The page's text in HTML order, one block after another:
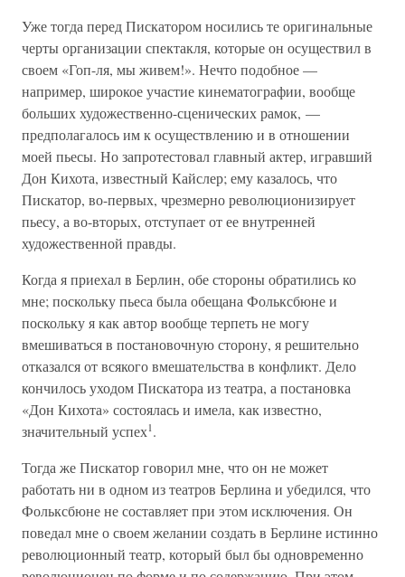
Уже тогда перед Пискатором носились те оригинальные
черты организации спектакля, которые он осуществил в
своем «Гоп-ля, мы живем!». Нечто подобное —
например, широкое участие кинематографии, вообще
больших художественно-сценических рамок, —
предполагалось им к осуществлению и в отношении
моей пьесы. Но запротестовал главный актер, игравший
Дон Кихота, известный Кайслер; ему казалось, что
Пискатор, во-первых, чрезмерно революционизирует
пьесу, а во-вторых, отступает от ее внутренней
художественной правды.
Когда я приехал в Берлин, обе стороны обратились ко
мне; поскольку пьеса была обещана Фольксбюне и
поскольку я как автор вообще терпеть не могу
вмешиваться в постановочную сторону, я решительно
отказался от всякого вмешательства в конфликт. Дело
кончилось уходом Пискатора из театра, а постановка
«Дон Кихота» состоялась и имела, как известно,
значительный успех1.
Тогда же Пискатор говорил мне, что он не может
работать ни в одном из театров Берлина и убедился, что
Фольксбюне не составляет при этом исключения. Он
поведал мне о своем желании создать в Берлине истинно
революционный театр, который был бы одновременно